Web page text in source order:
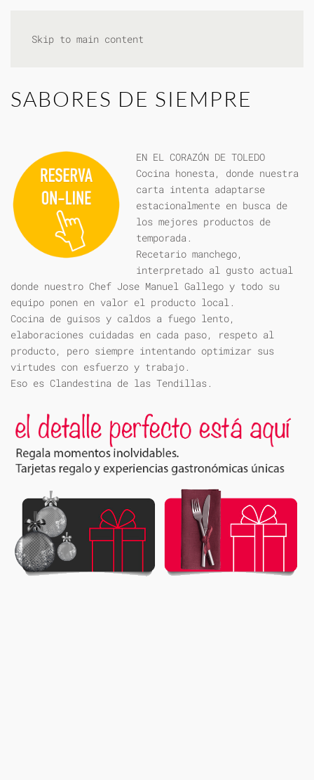
Skip to main content
SABORES DE SIEMPRE
EN EL CORAZÓN DE TOLEDO
Cocina honesta, donde nuestra
carta intenta adaptarse
estacionalmente en busca de
los mejores productos de
temporada.
Recetario manchego,
interpretado al gusto actual
donde nuestro Chef Jose Manuel Gallego y todo su
equipo ponen en valor el producto local.
Cocina de guisos y caldos a fuego lento,
elaboraciones cuidadas en cada paso, respeto al
producto, pero siempre intentando optimizar sus
virtudes con esfuerzo y trabajo.
Eso es Clandestina de las Tendillas.